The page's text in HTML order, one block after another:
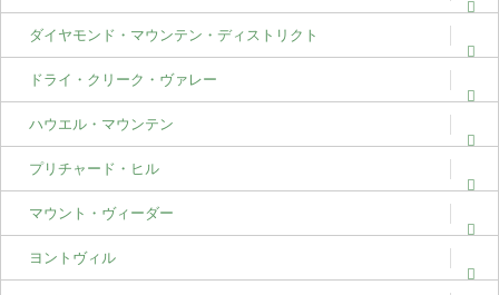
ダイヤモンド・マウンテン・ディストリクト
ドライ・クリーク・ヴァレー
ハウエル・マウンテン
プリチャード・ヒル
マウント・ヴィーダー
ヨントヴィル